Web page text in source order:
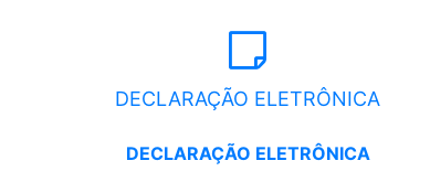
DECLARAÇÃO ELETRÔNICA
DECLARAÇÃO ELETRÔNICA